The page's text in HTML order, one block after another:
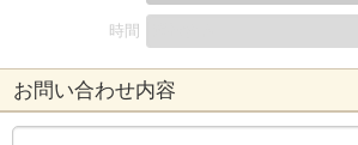
時間
お問い合わせ内容